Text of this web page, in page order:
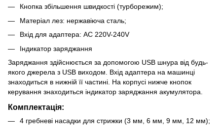
Кнопка збільшення швидкості (турборежим);
Матеріал лез: нержавіюча сталь;
Вхід для адаптера: AC 220V-240V
Індикатор заряджання
Заряджання здійснюється за допомогою USB шнура від будь-
якого джерела з USB виходом. Вхід адаптера на машинці
знаходиться в нижній її частині. На корпусі нижче кнопок
керування знаходиться індикатор заряджання акумулятора.
Комплектація:
4 гребневі насадки для стрижки (3 мм, 6 мм, 9 мм, 12 мм);